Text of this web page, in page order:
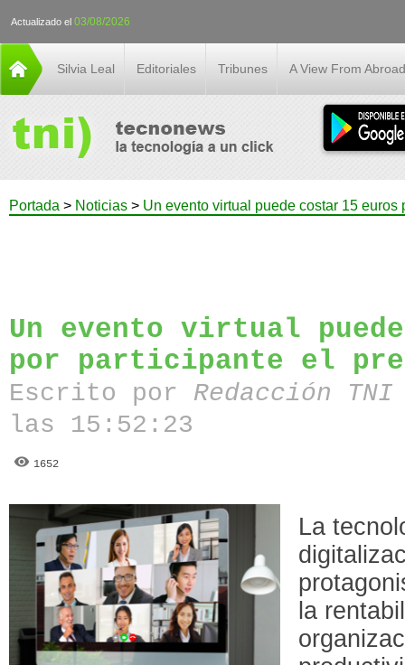
Actualizado el 03/08/2026
Silvia Leal Editoriales Tribunes A View From Abroad
Portada > Noticias > Un evento virtual puede costar 15
Un evento virtual
por participante el
Escrito por Redacción
las 15:52:23
1652
La
la